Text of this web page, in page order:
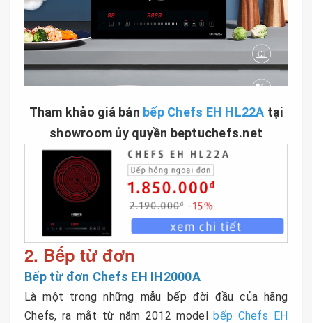
Tham khảo giá bán bếp Chefs EH HL22A tại
showroom ủy quyền beptuchefs.net
2. Bếp từ đơn
Bếp từ đơn Chefs EH IH2000A
Là một trong những mẫu bếp đời đầu của hãng
Chefs, ra mắt từ năm 2012 modelbếp Chefs EH